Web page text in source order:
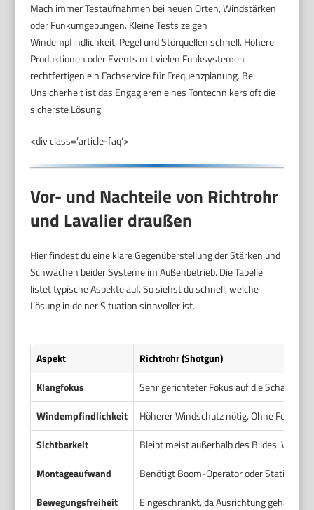
Mach immer Testaufnahmen bei neuen Orten, Windstärken
oder Funkumgebungen. Kleine Tests zeigen
Windempfindlichkeit, Pegel und Störquellen schnell. Höhere
Produktionen oder Events mit vielen Funksystemen
rechtfertigen ein Fachservice für Frequenzplanung. Bei
Unsicherheit ist das Engagieren eines Tontechnikers oft die
sicherste Lösung.
<div class=’article-faq‘>
Vor- und Nachteile von Richtrohr
und Lavalier draußen
Hier findest du eine klare Gegenüberstellung der Stärken und
Schwächen beider Systeme im Außenbetrieb. Die Tabelle
listet typische Aspekte auf. So siehst du schnell, welche
Lösung in deiner Situation sinnvoller ist.
Aspekt
Richtrohr (Shotgun)
Klangfokus
Sehr gerichteter Fokus auf die
Windempfindlichkeit
Höherer Windschutz nötig. Ohne Fell-
Sichtbarkeit
Bleibt meist außerhalb des Bildes.
Montageaufwand
Benötigt Boom-Operator oder Stativ und
Bewegungsfreiheit
Eingeschränkt, da Ausrichtung gehalten